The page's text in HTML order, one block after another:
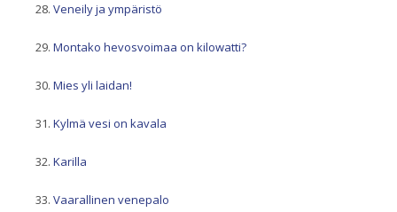
Veneily ja ympäristö
Montako hevosvoimaa on kilowatti?
Mies yli laidan!
Kylmä vesi on kavala
Karilla
Vaarallinen venepalo